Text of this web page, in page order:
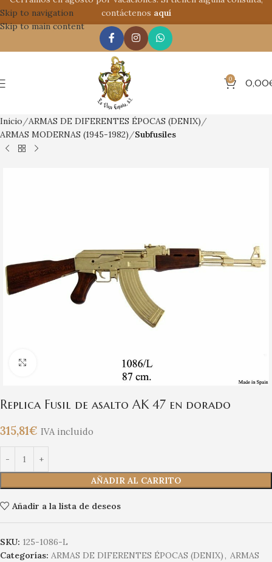
Skip to navigation
Skip to main content
0 0,00
Inicio
ARMAS DE DIFERENTES ÉPOCAS (DENIX)
ARMAS MODERNAS (1945-1982)
Subfusiles
Replica Fusil de asalto AK 47 en dorado
315,81€ IVA incluido
AÑADIR AL CARRITO
Añadir a la lista de deseos
SKU: 125-1086-L
Categorías: ARMAS DE DIFERENTES ÉPOCAS (DENIX), ARMAS
contáctenos aquí